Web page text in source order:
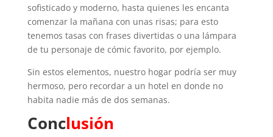
sofisticado y moderno, hasta quienes les encanta
comenzar la mañana con unas risas; para esto
tenemos tasas con frases divertidas o una lámpara
de tu personaje de cómic favorito, por ejemplo.
Sin estos elementos, nuestro hogar podría ser muy
hermoso, pero recordar a un hotel en donde no
habita nadie más de dos semanas.
Conclusión